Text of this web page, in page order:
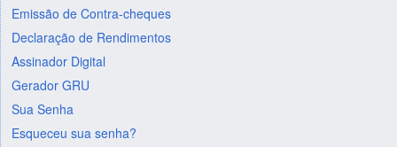
Emissão de Contra-cheques
Declaração de Rendimentos
Assinador Digital
Gerador GRU
Sua Senha
Esqueceu sua senha?